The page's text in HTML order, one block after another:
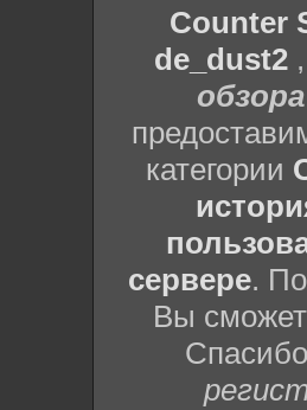
Counter
de_dust2
категории
сервере.
Вы